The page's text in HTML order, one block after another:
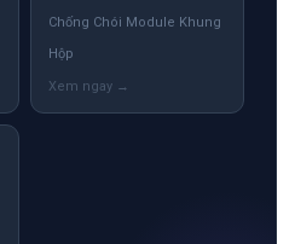
Chống Chói Module Khung
Hộp